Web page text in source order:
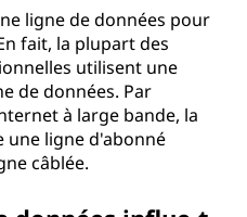
ligne de données pour
fait, la plupart des
utilisent une
de données. Par
à large bande, la
une ligne d'abonné
câblée.